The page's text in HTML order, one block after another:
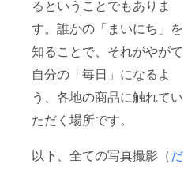
るということでもありま
す。誰かの「まいにち」を
知ることで、それがやがて
自分の「毎日」になるよ
う、各地の商品に触れてい
ただく場所です。
以下、全ての写真撮影（だ